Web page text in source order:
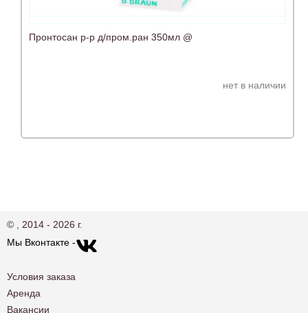
Пронтосан р-р д/пром.ран 350мл @
нет в наличии
© , 2014 - 2026 г.
Мы Вконтакте -
Условия заказа
Аренда
Вакансии